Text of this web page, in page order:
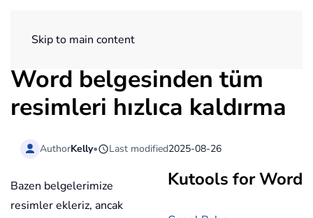
Skip to main content
Word belgesinden tüm
resimleri hızlıca kaldırma
AuthorKelly• Last modified2025-08-26
Kutools for Word
Bazen belgelerimize
resimler ekleriz, ancak